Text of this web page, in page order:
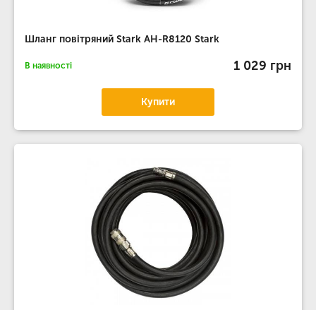
Шланг повітряний Stark AH-R8120 Stark
В наявності 1 029 грн
Купити